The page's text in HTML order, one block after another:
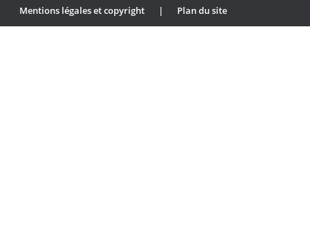
Mentions légales et copyright | Plan du site